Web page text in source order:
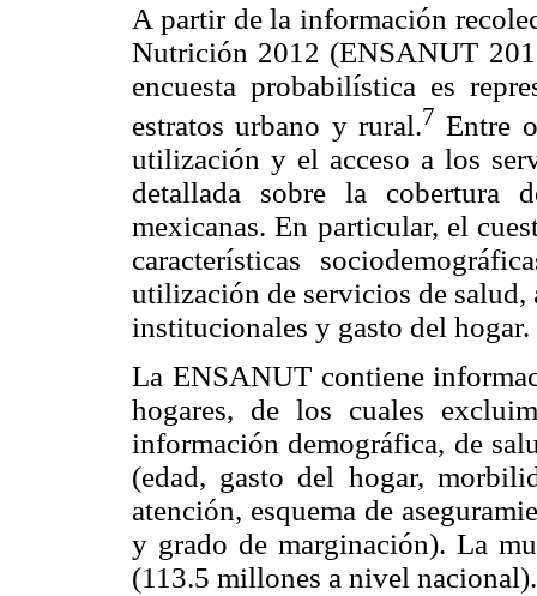
A partir de la información
Nutrición 2012 (ENSANUT
encuesta probabilística es
estratos urbano y rural.7 Entre
utilización y el acceso a los
detallada sobre la cobertura
mexicanas. En particular, el
características
utilización de servicios de
institucionales y gasto del hogar.
La ENSANUT contiene
hogares, de los cuales
información demográfica, de
(edad, gasto del hogar,
atención, esquema de
y grado de marginación). La
(113.5 millones a nivel nacional).